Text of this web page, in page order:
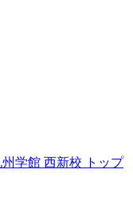
学館 西新校 トップ